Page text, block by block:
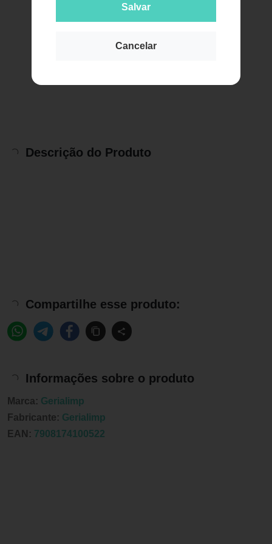
Salvar
Cancelar
Descrição do Produto
Compartilhe esse produto:
Informações sobre o produto
Marca: Gerialimp
Fabricante: Gerialimp
EAN: 7908174100522